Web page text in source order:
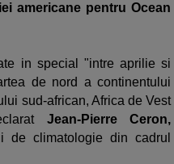
americane pentru Ocean
in special "intre aprilie si
de nord a continentului
sud-african, Africa de Vest
Jean-Pierre Ceron,
de climatologie din cadrul